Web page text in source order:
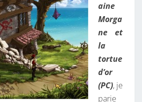
aine
Morga
ne et
la
tortue
d’or
(PC), je
parie